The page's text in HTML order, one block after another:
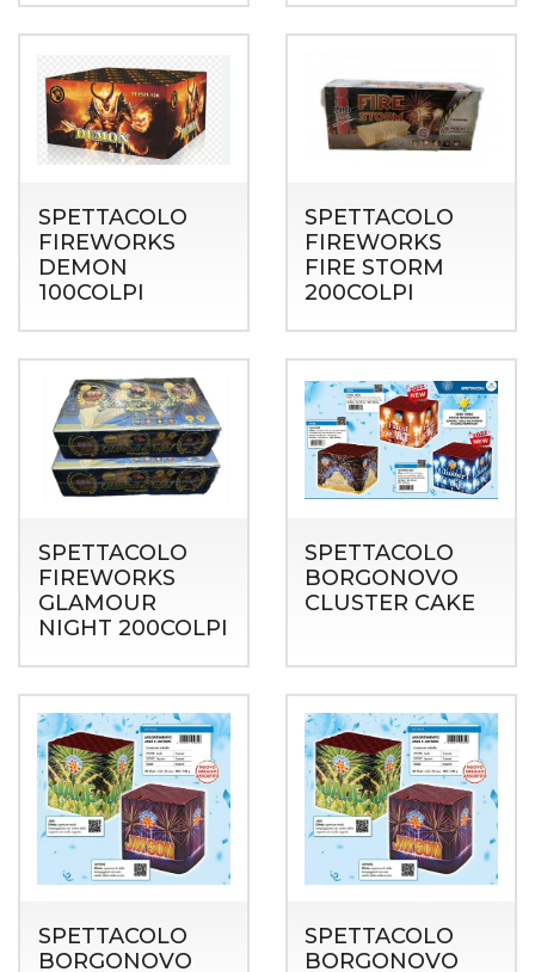
SPETTACOLO
FIREWORKS
DEMON
100COLPI
SPETTACOLO
FIREWORKS
FIRE STORM
200COLPI
SPETTACOLO
FIREWORKS
GLAMOUR
NIGHT 200COLPI
SPETTACOLO
BORGONOVO
CLUSTER CAKE
SPETTACOLO
BORGONOVO
SPETTACOLO
BORGONOVO